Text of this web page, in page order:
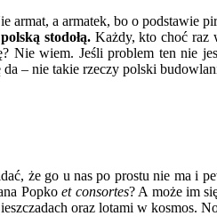
armat, a armatek, bo o podstawie
stodołą.Każdy, kto choć raz
Nie wiem. Jeśli problem ten nie
– nie takie rzeczy polski
że go u nas po prostu nie ma i
Popkoet consortes? A może im
oraz lotami w kosmos.